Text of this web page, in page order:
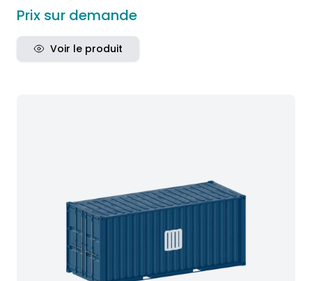
Prix sur demande
Voir le produit